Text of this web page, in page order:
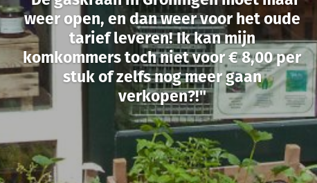
weer open, en dan weer voor het oude
tarief leveren! Ik kan mijn
komkommers toch niet voor € 8,00 per
stuk of zelfs nog meer gaan
verkopen?!"